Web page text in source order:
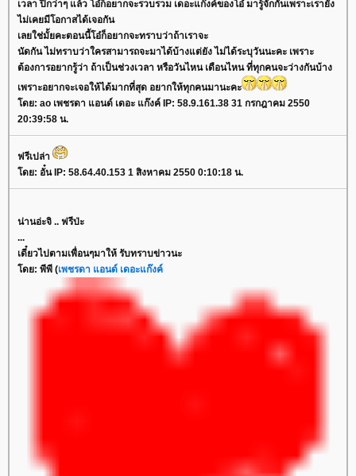
เวลา ปีกว่าๆ แล้ว โอ๋ก็อยากจะรวบรวม เดอะแก๊งค์ของโอ๋ มารู้จักกันเพราะเรายัง
ไม่เคยมีโอกาสได้เจอกัน
เลยใช่มั้ยคะตอนนี้โอ๋ก็อยากจะทราบว่าถ้าเราจะ
นัดกัน ไม่ทราบว่าใครสามารถจะมาได้บ้างแต่ยัง ไม่ได้ระบุวันนะคะ เพราะ
ต้องการอยากรู้ว่า ถ้าเป็นช่วงเวลา หรือวันไหน เดือนไหน ที่ทุกคนจะว่างกันบ้าง
เพราะอยากจะเจอให้ได้มากที่สุด อยากให้ทุกคนมานะคะ
ดย: ao เพชรดา แอนด์ เดอะ แก๊งค์ IP: 58.9.161.38 31 กรกฎาคม 2550
20:39:58 น.
ฟรีเปล่า
ดย: อั๋น IP: 58.64.40.153 1 สิงหาคม 2550 0:10:18 น.
น่านอ่ะจิ .. ฟรีป่ะ
...
เดี๋ยวไปตามเพื่อนๆมาให้ รับทราบข่าวนะ
ดย: พีพี (เพชรดา แอนด์ เดอะแก๊งค์